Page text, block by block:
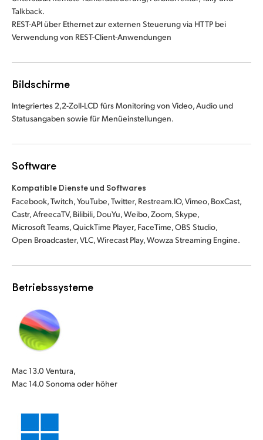
Talkback.
REST-API über Ethernet zur externen Steuerung via HTTP bei
Verwendung von REST-Client-Anwendungen
Bildschirme
Integriertes 2,2-Zoll-LCD fürs Monitoring von Video, Audio und
Statusangaben sowie für Menüeinstellungen.
Software
Kompatible Dienste und Softwares
Facebook, Twitch, YouTube, Twitter, Restream.IO, Vimeo, BoxCast,
Castr, AfreecaTV, Bilibili, DouYu, Weibo, Zoom, Skype,
Microsoft Teams, QuickTime Player, FaceTime, OBS Studio,
Open Broadcaster, VLC, Wirecast Play, Wowza Streaming Engine.
Betriebssysteme
Mac 13.0 Ventura,
Mac 14.0 Sonoma oder höher